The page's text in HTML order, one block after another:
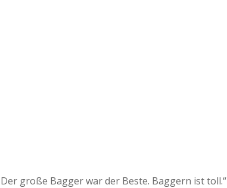
große Bagger war der Beste. Baggern ist toll.“